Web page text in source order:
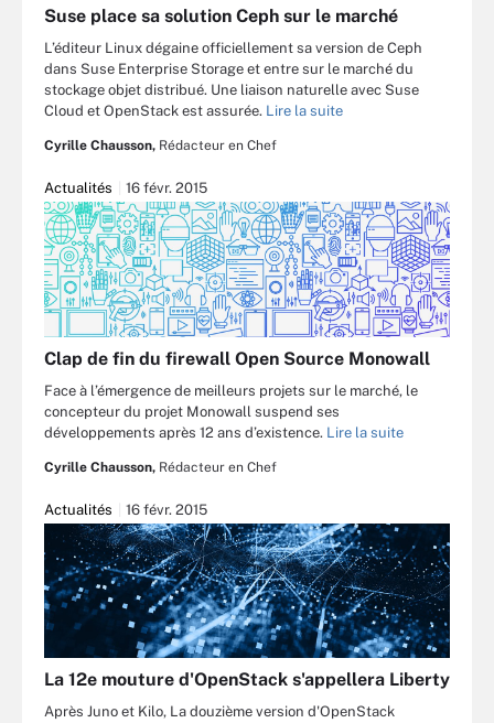
Suse place sa solution Ceph sur le marché
L’éditeur Linux dégaine officiellement sa version de Ceph
dans Suse Enterprise Storage et entre sur le marché du
stockage objet distribué. Une liaison naturelle avec Suse
Cloud et OpenStack est assurée. Lire la suite
Cyrille Chausson, Rédacteur en Chef
Actualités 16 févr. 2015
Clap de fin du firewall Open Source Monowall
Face à l’émergence de meilleurs projets sur le marché, le
concepteur du projet Monowall suspend ses
développements après 12 ans d’existence. Lire la suite
Cyrille Chausson, Rédacteur en Chef
Actualités 16 févr. 2015
La 12e mouture d'OpenStack s'appellera Liberty
Après Juno et Kilo, La douzième version d'OpenStack